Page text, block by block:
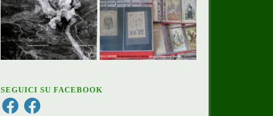
SEGUICI SU FACEBOOK
FacebookFacebook